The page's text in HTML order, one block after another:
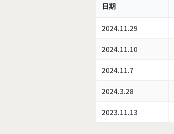
日期
2024.11.29
2024.11.10
2024.11.7
2024.3.28
2023.11.13